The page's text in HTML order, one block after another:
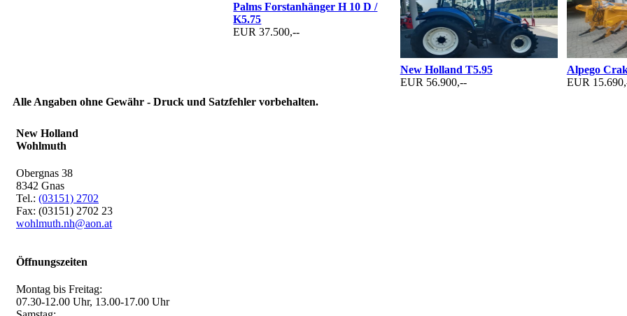
Palms Forstanhänger H 10 D /
K5.75
EUR 37.500,--
New Holland T5.95
EUR 56.900,--
Alpego
EUR
Alle Angaben ohne Gewähr - Druck und Satzfehler vorbehalten.
New Holland
Wohlmuth
Obergnas 38
8342 Gnas
Tel.: (03151) 2702
Fax: (03151) 2702 23
wohlmuth.nh@aon.at
Öffnungszeiten
Montag bis Freitag:
07.30-12.00 Uhr, 13.00-17.00 Uhr